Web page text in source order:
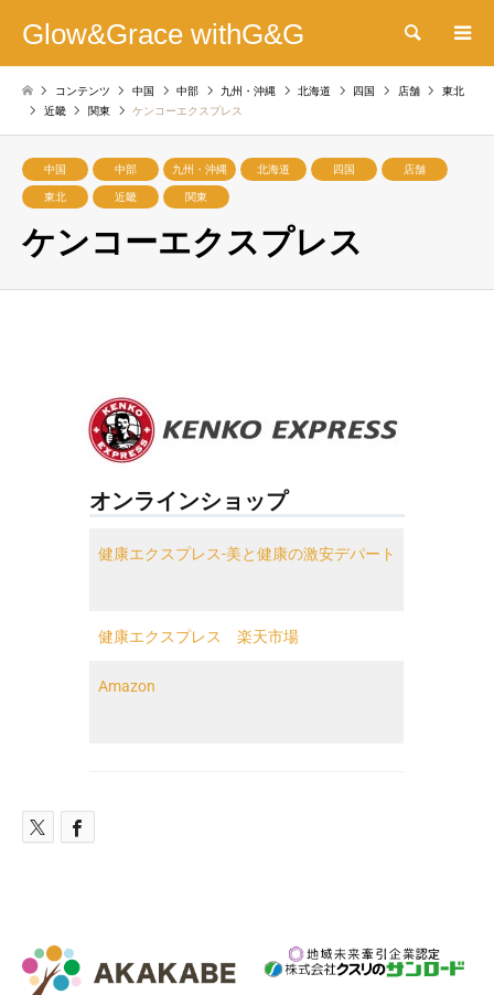
Glow&Grace withG&G 検索
コンテンツ 中国 中部 九州・沖縄 北海道 四国 店舗
東北
近畿
関東 ケンコーエクスプレス
中国 中部 九州・沖縄 北海道 四国
店舗
東北
近畿 関東
ケンコーエクスプレス
オンラインショップ
健康エクスプレス-美と健康の激安デパート
健康エクスプレス 楽天市場
Amazon